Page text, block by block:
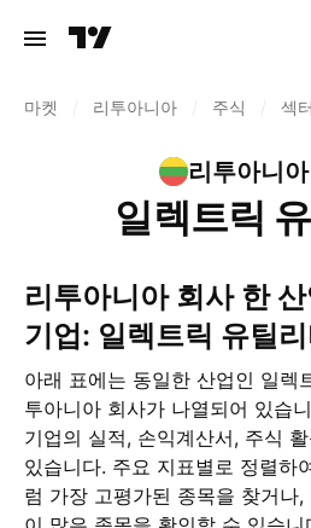
마켓 리투아니아 주식 섹터
리투아니아
일렉트릭
리투아니아 회사 한 산업에서 활동하는
기업: 일렉트릭 유틸리
아래 표에는 동일한 산업인 일렉
투아니아 회사가 나열되어 있습
기업의 실적, 손익계산서, 주식
있습니다. 주요 지표별로 정렬하
럼 가장 고평가된 종목을 찾거